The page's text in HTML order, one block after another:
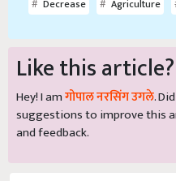
Decrease
Agriculture
Like this article?
Hey! I amगोपाल नरसिंग उगले.
suggestions to improve this
and feedback.